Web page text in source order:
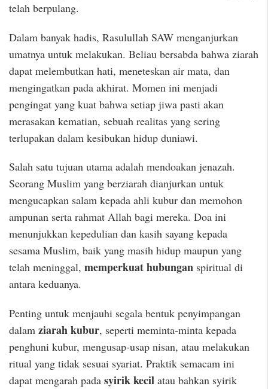
telah berpulang.
Dalam banyak hadis, Rasulullah SAW menganjurkan
umatnya untuk melakukan. Beliau bersabda bahwa ziarah
dapat melembutkan hati, meneteskan air mata, dan
mengingatkan pada akhirat. Momen ini menjadi
pengingat yang kuat bahwa setiap jiwa pasti akan
merasakan kematian, sebuah realitas yang sering
terlupakan dalam kesibukan hidup duniawi.
Salah satu tujuan utama adalah mendoakan jenazah.
Seorang Muslim yang berziarah dianjurkan untuk
mengucapkan salam kepada ahli kubur dan memohon
ampunan serta rahmat Allah bagi mereka. Doa ini
menunjukkan kepedulian dan kasih sayang kepada
sesama Muslim, baik yang masih hidup maupun yang
telah meninggal, memperkuat hubungan spiritual di
antara keduanya.
Penting untuk menjauhi segala bentuk penyimpangan
dalam ziarah kubur, seperti meminta-minta kepada
penghuni kubur, mengusap-usap nisan, atau melakukan
ritual yang tidak sesuai syariat. Praktik semacam ini
dapat mengarah pada syirik kecil atau bahkan syirik